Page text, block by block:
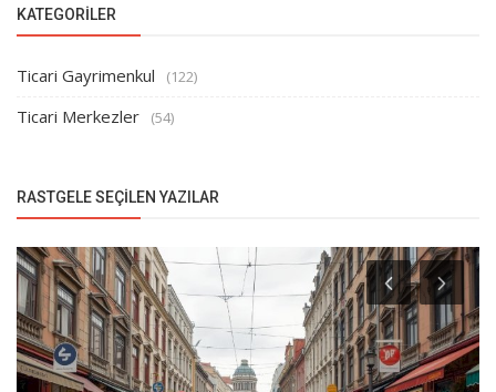
KATEGORILER
Ticari Gayrimenkul (122)
Ticari Merkezler (54)
RASTGELE SEÇILEN YAZILAR